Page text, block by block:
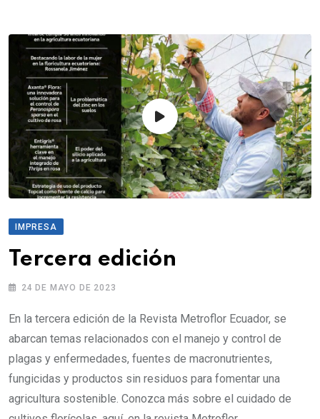
IMPRESA
Tercera edición
24 DE MAYO DE 2023
En la tercera edición de la Revista Metroflor Ecuador, se
abarcan temas relacionados con el manejo y control de
plagas y enfermedades, fuentes de macronutrientes,
fungicidas y productos sin residuos para fomentar una
agricultura sostenible. Conozca más sobre el cuidado de